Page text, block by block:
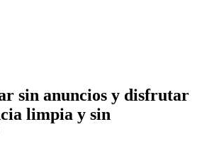
sin anuncios y disfrutar
limpia y sin